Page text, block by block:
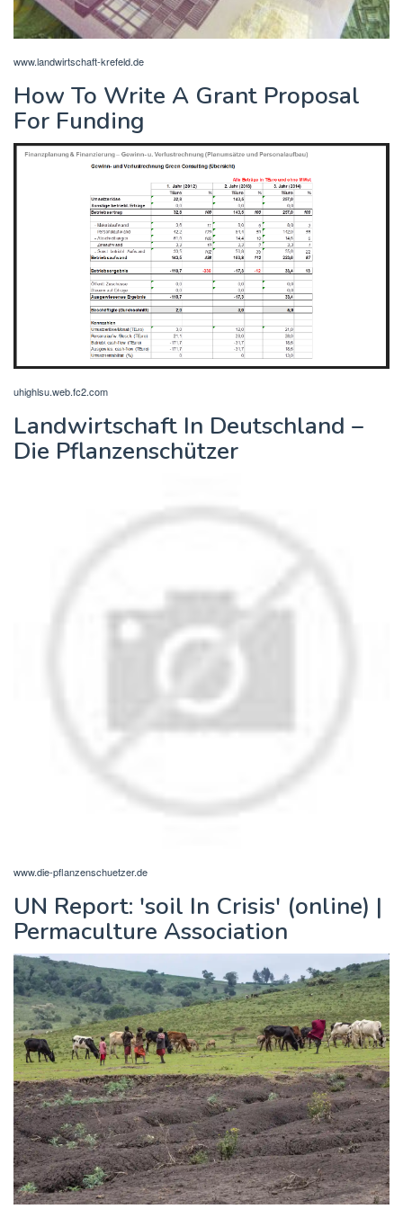
www.landwirtschaft-krefeld.de
How To Write A Grant Proposal
For Funding
uhighlsu.web.fc2.com
Landwirtschaft In Deutschland –
Die Pflanzenschützer
www.die-pflanzenschuetzer.de
UN Report: 'soil In Crisis' (online) |
Permaculture Association